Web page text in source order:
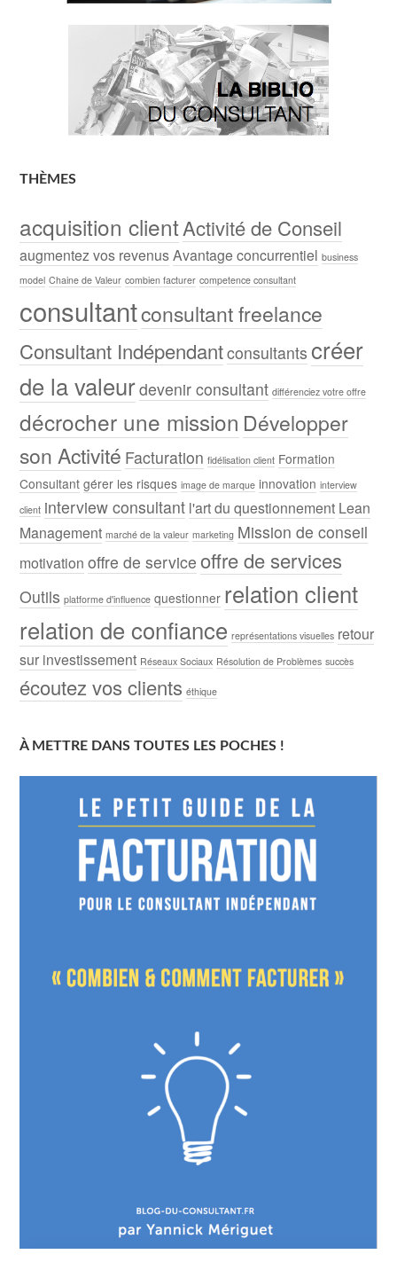
THÈMES
acquisition clientActivité de Conseil
augmentez vos revenusAvantage concurrentiel business
model Chaine de Valeur combien facturer competence consultant
consultantconsultant freelance
Consultant Indépendantconsultants créer
de la valeurdevenir consultant différenciez votre offre
décrocher une mission Développer
son Activité Facturation fidélisation client Formation
Consultant gérer les risques image de marque innovation interview
client interview consultant l'art du questionnement Lean
Management marché de la valeur marketing Mission de conseil
motivation offre de service offre de services
Outils platforme d'influence questionner relation client
relation de confiance représentations visuelles retour
sur investissement Réseaux Sociaux Résolution de Problèmes succès
écoutez vos clients éthique
À METTRE DANS TOUTES LES POCHES !